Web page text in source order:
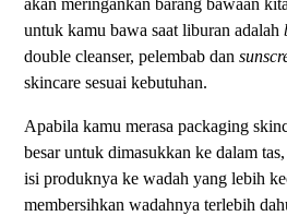
akan meringankan barang bawaan
untuk kamu bawa saat liburan adalah
double cleanser, pelembab dan
skincare sesuai kebutuhan.
Apabila kamu merasa packaging
besar untuk dimasukkan ke dalam
isi produknya ke wadah yang lebih
membersihkan wadahnya terlebih